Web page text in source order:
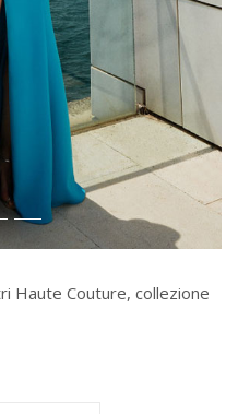
Haute Couture, collezione